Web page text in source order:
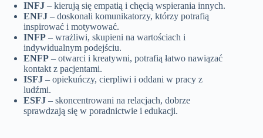
INFJ – kierują się empatią i chęcią wspierania innych.
ENFJ – doskonali komunikatorzy, którzy potrafią
inspirować i motywować.
INFP – wrażliwi, skupieni na wartościach i
indywidualnym podejściu.
ENFP – otwarci i kreatywni, potrafią łatwo nawiązać
kontakt z pacjentami.
ISFJ – opiekuńczy, cierpliwi i oddani w pracy z
ludźmi.
ESFJ – skoncentrowani na relacjach, dobrze
sprawdzają się w poradnictwie i edukacji.